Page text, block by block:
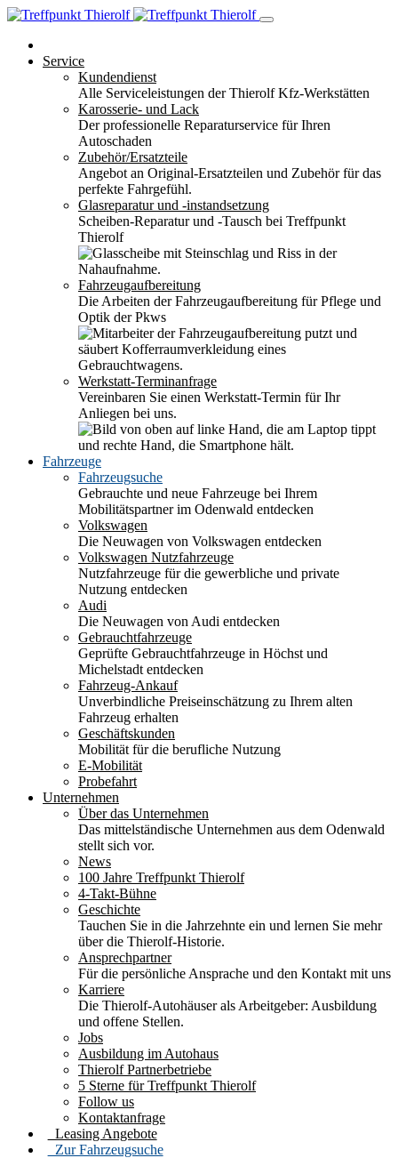
Service
Kundendienst
Alle Serviceleistungen der Thierolf Kfz-Werkstätten
Karosserie- und Lack
Der professionelle Reparaturservice für Ihren
Autoschaden
Zubehör/Ersatzteile
Angebot an Original-Ersatzteilen und Zubehör für das
perfekte Fahrgefühl.
Glasreparatur und -instandsetzung
Scheiben-Reparatur und -Tausch bei Treffpunkt
Thierolf
Fahrzeugaufbereitung
Die Arbeiten der Fahrzeugaufbereitung für Pflege und
Optik der Pkws
Werkstatt-Terminanfrage
Vereinbaren Sie einen Werkstatt-Termin für Ihr
Anliegen bei uns.
Fahrzeuge
Fahrzeugsuche
Gebrauchte und neue Fahrzeuge bei Ihrem
Mobilitätspartner im Odenwald entdecken
Volkswagen
Die Neuwagen von Volkswagen entdecken
Volkswagen Nutzfahrzeuge
Nutzfahrzeuge für die gewerbliche und private
Nutzung entdecken
Audi
Die Neuwagen von Audi entdecken
Gebrauchtfahrzeuge
Geprüfte Gebrauchtfahrzeuge in Höchst und
Michelstadt entdecken
Fahrzeug-Ankauf
Unverbindliche Preiseinschätzung zu Ihrem alten
Fahrzeug erhalten
Geschäftskunden
Mobilität für die berufliche Nutzung
E-Mobilität
Probefahrt
Unternehmen
Über das Unternehmen
Das mittelständische Unternehmen aus dem Odenwald
stellt sich vor.
News
100 Jahre Treffpunkt Thierolf
4-Takt-Bühne
Geschichte
Tauchen Sie in die Jahrzehnte ein und lernen Sie mehr
über die Thierolf-Historie.
Ansprechpartner
Für die persönliche Ansprache und den Kontakt mit uns
Karriere
Die Thierolf-Autohäuser als Arbeitgeber: Ausbildung
und offene Stellen.
Jobs
Ausbildung im Autohaus
Thierolf Partnerbetriebe
5 Sterne für Treffpunkt Thierolf
Follow us
Kontaktanfrage
Leasing Angebote
Zur Fahrzeugsuche